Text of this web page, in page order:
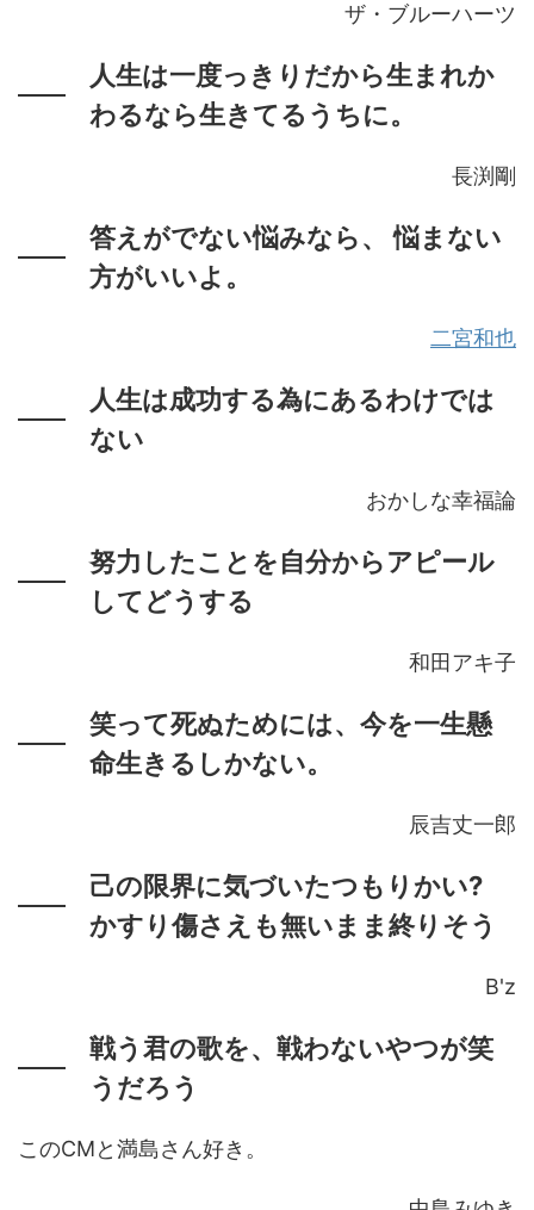
ザ・ブルーハーツ
人生は一度っきりだから生まれか
わるなら生きてるうちに。
長渕剛
答えがでない悩みなら、 悩まない
方がいいよ。
二宮和也
人生は成功する為にあるわけでは
ない
おかしな幸福論
努力したことを自分からアピール
してどうする
和田アキ子
笑って死ぬためには、今を一生懸
命生きるしかない。
辰吉丈一郎
己の限界に気づいたつもりかい?
かすり傷さえも無いまま終りそう
B'z
戦う君の歌を、戦わないやつが笑
うだろう
このCMと満島さん好き。